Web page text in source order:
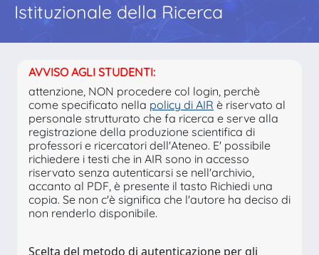
Istituzionale della Ricerca
AVVISO AGLI STUDENTI:
attenzione, NON procedere col login, perchè
come specificato nella policy di AIR è riservato al
personale strutturato che fa ricerca e serve alla
registrazione della produzione scientifica di
professori e ricercatori dell'Ateneo. E' possibile
richiedere i testi che in AIR sono in accesso
riservato senza autenticarsi se nell'archivio,
accanto al PDF, è presente il tasto Richiedi una
copia. Se non c'è significa che l'autore ha deciso di
non renderlo disponibile.
Scelta del metodo di autenticazione per gli